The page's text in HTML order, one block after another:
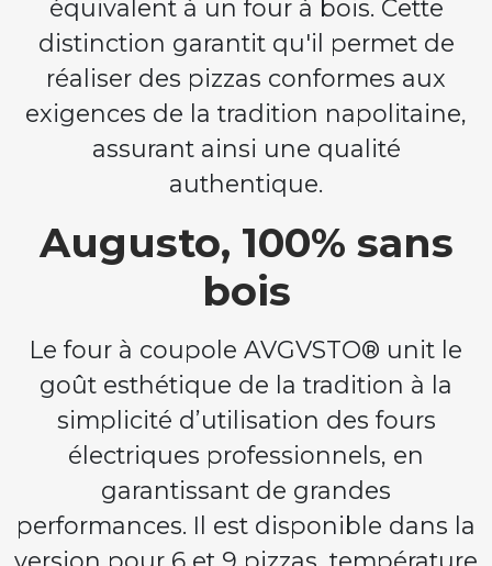
équivalent à un four à bois. Cette
distinction garantit qu'il permet de
réaliser des pizzas conformes aux
exigences de la tradition napolitaine,
assurant ainsi une qualité
authentique.
Augusto, 100% sans
bois
Le four à coupole AVGVSTO® unit le
goût esthétique de la tradition à la
simplicité d’utilisation des fours
électriques professionnels, en
garantissant de grandes
performances. Il est disponible dans la